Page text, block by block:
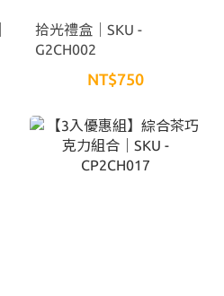
拾光禮盒｜SKU -
G2CH002
NT$750